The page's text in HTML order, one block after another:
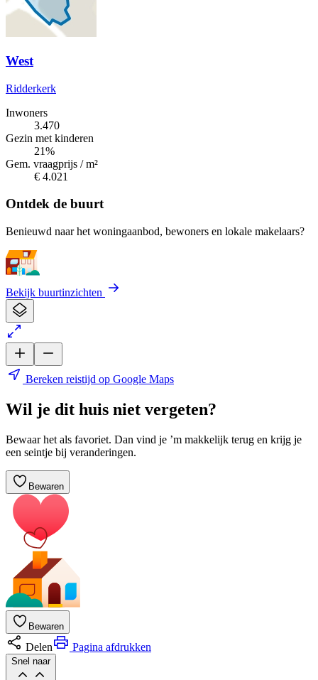
West
Ridderkerk
Inwoners
3.470
Gezin met kinderen
21%
Gem. vraagprijs / m²
€ 4.021
Ontdek de buurt
Benieuwd naar het woningaanbod, bewoners en lokale makelaars?
Bekijk buurtinzichten
Bereken reistijd op Google Maps
Wil je dit huis niet vergeten?
Bewaar het als favoriet. Dan vind je ’m makkelijk terug en krijg je
een seintje bij veranderingen.
Bewaren
Bewaren
Delen Pagina afdrukken
Snel naar